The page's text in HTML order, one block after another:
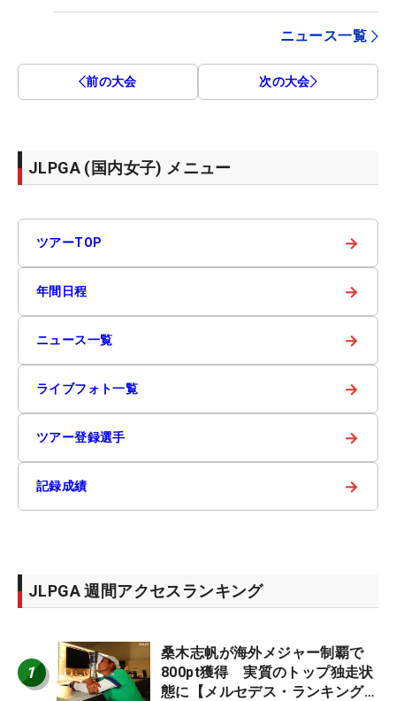
ニュース一覧
前の大会 次の大会
JLPGA (国内女子) メニュー
ツアーTOP →
年間日程 →
ニュース一覧 →
ライブフォト一覧 →
ツアー登録選手 →
記録成績 →
JLPGA 週間アクセスランキング
1
桑木志帆が海外メジャー制覇で
800pt獲得 実質のトップ独走状
態に【メルセデス・ランキング番